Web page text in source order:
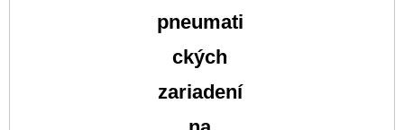
pneumati
ckých
zariadení